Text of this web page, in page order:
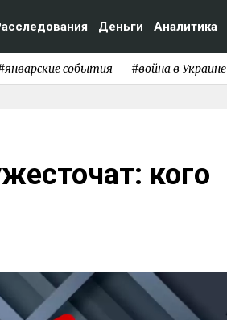
Деньги Аналитика
события #война в Украине
кого